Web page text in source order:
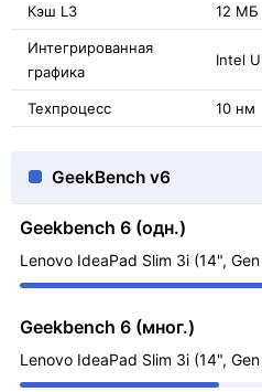
Кэш L3 12 МБ
Интегрированная
графика
Intel
Техпроцесс 10 нм
GeekBench v6
Geekbench 6 (одн.)
Lenovo IdeaPad Slim 3i (14",
Geekbench 6 (мног.)
Lenovo IdeaPad Slim 3i (14",